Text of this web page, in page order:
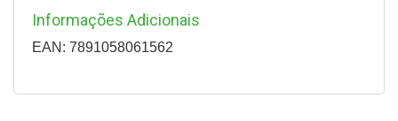
Informações Adicionais
EAN: 7891058061562